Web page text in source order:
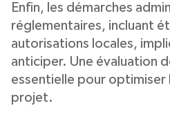
Enfin, les démarches
réglementaires, incluant
autorisations locales,
anticiper. Une évaluation
essentielle pour optimiser
projet.